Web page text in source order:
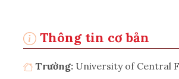
Thông tin cơ bản
Trường: University of Central